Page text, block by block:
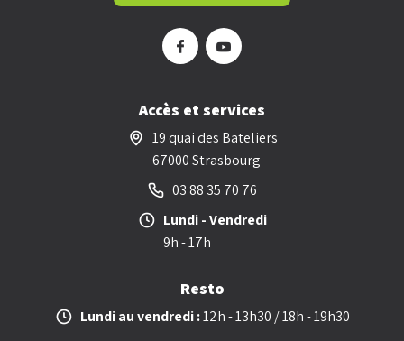
Accès et services
19 quai des Bateliers
67000 Strasbourg
03 88 35 70 76
Lundi - Vendredi
9h - 17h
Resto
Lundi au vendredi :12h - 13h30 / 18h - 19h30